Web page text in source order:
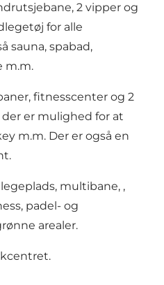
2 vipper og
for alle
sauna, spabad,
m.m.
fitnesscenter og 2
er mulighed for at
m.m. Der er også en
multibane, ,
padel- og
arealer.